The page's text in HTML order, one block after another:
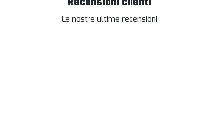
Le nostre ultime recensioni